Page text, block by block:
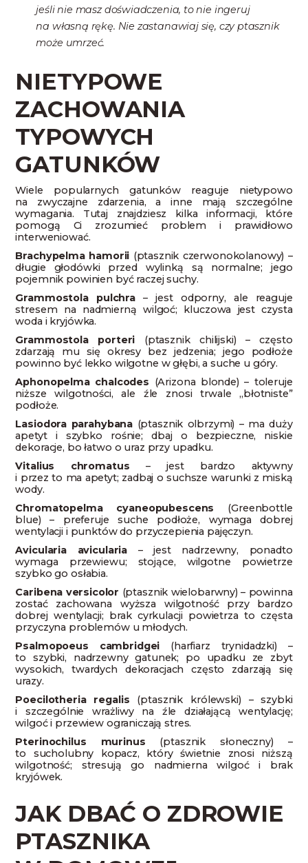
jeśli nie masz doświadczenia, to nie ingeruj
na własną rękę. Nie zastanawiaj się, czy ptasznik
może umrzeć.
NIETYPOWE
ZACHOWANIA
TYPOWYCH
GATUNKÓW
Wiele popularnych gatunków reaguje nietypowo
na zwyczajne zdarzenia, a inne mają szczególne
wymagania. Tutaj znajdziesz kilka informacji, które
pomogą Ci zrozumieć problem i prawidłowo
interweniować.
Brachypelma hamorii (ptasznik czerwonokolanowy) –
długie głodówki przed wylinką są normalne; jego
pojemnik powinien być raczej suchy.
Grammostola pulchra – jest odporny, ale reaguje
stresem na nadmierną wilgoć; kluczowa jest czysta
woda i kryjówka.
Grammostola porteri (ptasznik chilijski) – często
zdarzają mu się okresy bez jedzenia; jego podłoże
powinno być lekko wilgotne w głębi, a suche u góry.
Aphonopelma chalcodes (Arizona blonde) – toleruje
niższe wilgotności, ale źle znosi trwale „błotniste”
podłoże.
Lasiodora parahybana (ptasznik olbrzymi) – ma duży
apetyt i szybko rośnie; dbaj o bezpieczne, niskie
dekoracje, bo łatwo o uraz przy upadku.
Vitalius chromatus – jest bardzo aktywny
i przez to ma apetyt; zadbaj o suchsze warunki z miską
wody.
Chromatopelma cyaneopubescens (Greenbottle
blue) – preferuje suche podłoże, wymaga dobrej
wentylacji i punktów do przyczepienia pajęczyn.
Avicularia avicularia – jest nadrzewny, ponadto
wymaga przewiewu; stojące, wilgotne powietrze
szybko go osłabia.
Caribena versicolor (ptasznik wielobarwny) – powinna
zostać zachowana wyższa wilgotność przy bardzo
dobrej wentylacji; brak cyrkulacji powietrza to częsta
przyczyna problemów u młodych.
Psalmopoeus cambridgei (harfiarz trynidadzki) –
to szybki, nadrzewny gatunek; po upadku ze zbyt
wysokich, twardych dekoracjach często zdarzają się
urazy.
Poecilotheria regalis (ptasznik królewski) – szybki
i szczególnie wrażliwy na źle działającą wentylację;
wilgoć i przewiew ograniczają stres.
Pterinochilus murinus (ptasznik słoneczny) –
to sucholubny kopacz, który świetnie znosi niższą
wilgotność; stresują go nadmierna wilgoć i brak
kryjówek.
JAK DBAĆ O ZDROWIE
PTASZNIKA